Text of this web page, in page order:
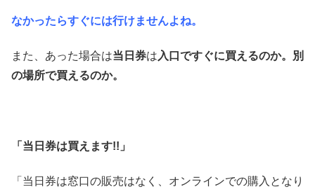
なかったらすぐには行けませんよね。
また、あった場合は当日券は 入口ですぐに買えるのか。別
の場所で買えるのか。
「当日券は買えます!!」
「当日券は窓口の販売はなく、オンラインでの購入となり